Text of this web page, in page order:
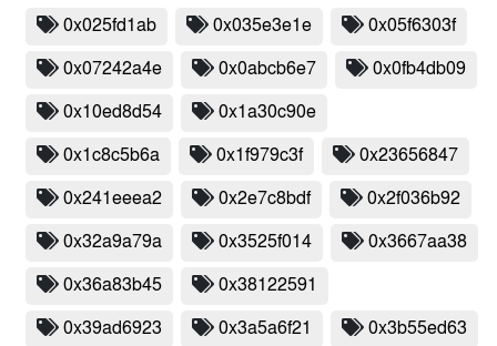
0x025fd1ab 0x035e3e1e 0x05f6303f
0x07242a4e 0x0abcb6e7 0x0fb4db09
0x10ed8d54 0x1a30c90e
0x1c8c5b6a 0x1f979c3f 0x23656847
0x241eeea2 0x2e7c8bdf 0x2f036b92
0x32a9a79a 0x3525f014 0x3667aa38
0x36a83b45 0x38122591
0x39ad6923 0x3a5a6f21 0x3b55ed63